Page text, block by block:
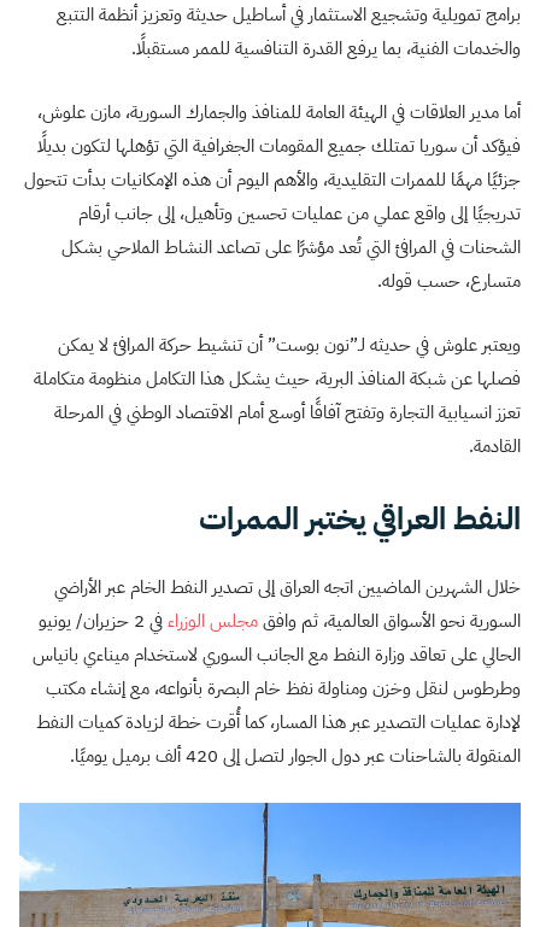
برامج تمويلية وتشجيع الاستثمار في أساطيل حديثة وتعزيز أنظمة التتبع
والخدمات الفنية، بما يرفع القدرة التنافسية للممر مستقبلًا.
أما مدير العلاقات في الهيئة العامة للمنافذ والجمارك السورية، مازن علوش،
فيؤكد أن سوريا تمتلك جميع المقومات الجغرافية التي تؤهلها لتكون بديلًا
جزئيًا مهمًا للممرات التقليدية، والأهم اليوم أن هذه الإمكانيات بدأت تتحول
تدريجيًا إلى واقع عملي من عمليات تحسين وتأهيل، إلى جانب أرقام
الشحنات في المرافئ التي تُعد مؤشرًا على تصاعد النشاط الملاحي بشكل
متسارع، حسب قوله.
ويعتبر علوش في حديثه لـ”نون بوست” أن تنشيط حركة المرافئ لا يمكن
فصلها عن شبكة المنافذ البرية، حيث يشكل هذا التكامل منظومة متكاملة
تعزز انسيابية التجارة وتفتح آفاقًا أوسع أمام الاقتصاد الوطني في المرحلة
القادمة.
النفط العراقي يختبر الممرات
خلال الشهرين الماضيين اتجه العراق إلى تصدير النفط الخام عبر الأراضي
السورية نحو الأسواق العالمية، ثم وافقمجلس الوزراء
في 2 حزيران/ يونيو
الحالي على تعاقد وزارة النفط مع الجانب السوري لاستخدام ميناءي بانياس
وطرطوس لنقل وخزن ومناولة نفظ خام البصرة بأنواعه، مع إنشاء مكتب
لإدارة عمليات التصدير عبر هذا المسار، كما أُقرت خطة لزيادة كميات النفط
المنقولة بالشاحنات عبر دول الجوار لتصل إلى 420 ألف برميل يوميًا.